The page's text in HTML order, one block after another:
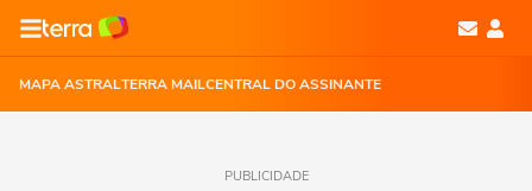
MAPA ASTRALTERRA MAILCENTRAL DO ASSINANTE
PUBLICIDADE